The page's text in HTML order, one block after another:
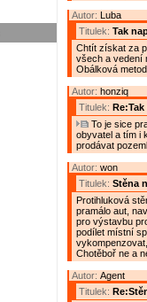
Autor: Luba
Titulek: Tak
Chtít získat za
všech a vedení
Obálková
Autor: honziq
Titulek:
To je sice
obyvatel a tím i
prodávat
Autor: won
Titulek: Stěna
Protihluková
pramálo aut,
pro výstavbu
podílet místní
Chotěboř ne a
Autor: Agent
Titulek: